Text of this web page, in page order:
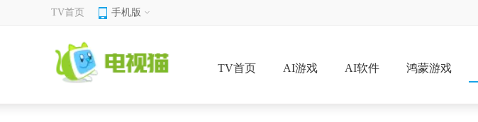
TV首页 手机版
TV首页 AI游戏 AI软件 鸿蒙游戏